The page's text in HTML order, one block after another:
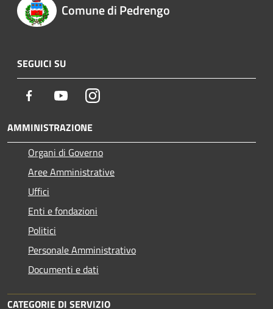
Comune di Pedrengo
SEGUICI SU
Facebook YoutubeInstagram
AMMINISTRAZIONE
Organi di Governo
Aree Amministrative
Uffici
Enti e fondazioni
Politici
Personale Amministrativo
Documenti e dati
CATEGORIE DI SERVIZIO